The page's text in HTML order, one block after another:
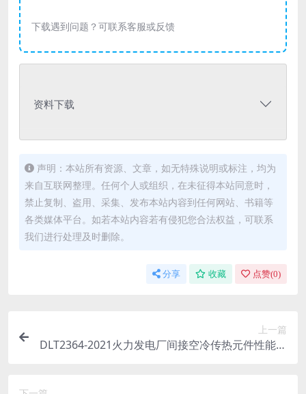
下载遇到问题？可联系客服或反馈
资料下载
声明：本站所有资源、文章，如无特殊说明或标注，均为
来自互联网整理。任何个人或组织，在未征得本站同意时，
禁止复制、盗用、采集、发布本站内容到任何网站、书籍等
各类媒体平台。如若本站内容若有侵犯您合法权益，可联系
我们进行处理及时删除。
分享 收藏 点赞(0)
上一篇
DLT2364-2021火力发电厂间接空冷传热元件性能试